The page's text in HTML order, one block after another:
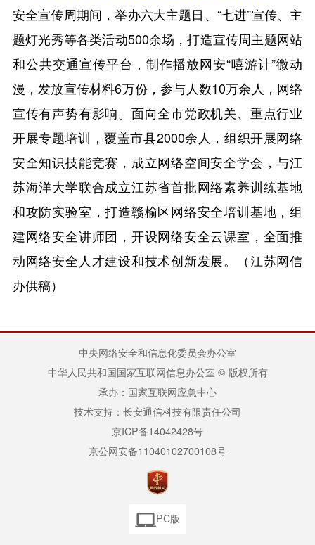
安全宣传周期间，举办六大主题日、“七进”宣传、主
题灯光秀等各类活动500余场，打造宣传周主题网站
和公共交通宣传平台，制作播放网安“嘻游计”微动
漫，发放宣传材料6万份，参与人数10万余人，网络
宣传有声势有影响。面向全市党政机关、重点行业
开展专题培训，覆盖市县2000余人，组织开展网络
安全知识技能竞赛，成立网络空间安全学会，与江
苏海洋大学联合成立江苏省首批网络素养训练基地
和攻防实验室，打造赣榆区网络安全培训基地，组
建网络安全讲师团，开设网络安全云课室，全面推
动网络安全人才建设和技术创新发展。（江苏网信
办供稿）
中央网络安全和信息化委员会办公室
中华人民共和国国家互联网信息办公室 © 版权所有
承办：国家互联网应急中心
技术支持：长安通信科技有限责任公司
京ICP备14042428号
京公网安备11040102700108号
PC版